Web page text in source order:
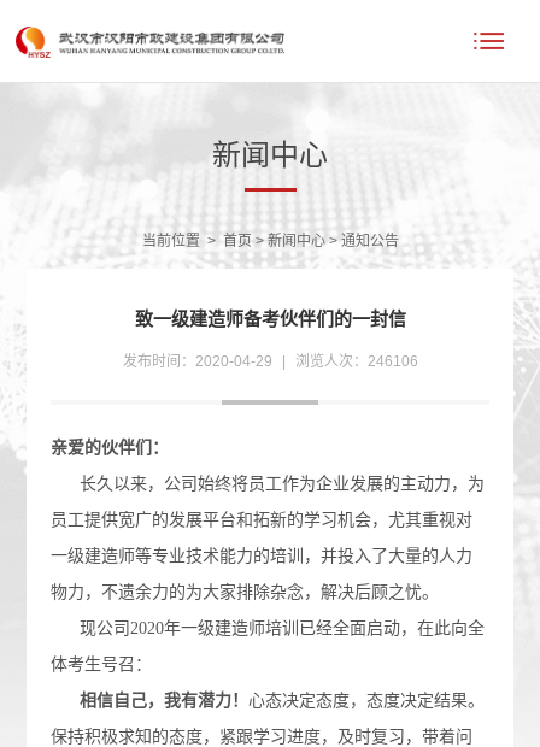
新闻中心
当前位置 > 首页 > 新闻中心>通知公告
致一级建造师备考伙伴们的一封信
发布时间：2020-04-29 浏览人次：246106
亲爱的伙伴们：
长久以来，公司始终将员工作为企业发展的主动力，为
员工提供宽广的发展平台和拓新的学习机会，尤其重视对
一级建造师等专业技术能力的培训，并投入了大量的人力
物力，不遗余力的为大家排除杂念，解决后顾之忧。
现公司2020年一级建造师培训已经全面启动，在此向全
体考生号召：
相信自己，我有潜力！心态决定态度，态度决定结果。
保持积极求知的态度，紧跟学习进度，及时复习，带着问